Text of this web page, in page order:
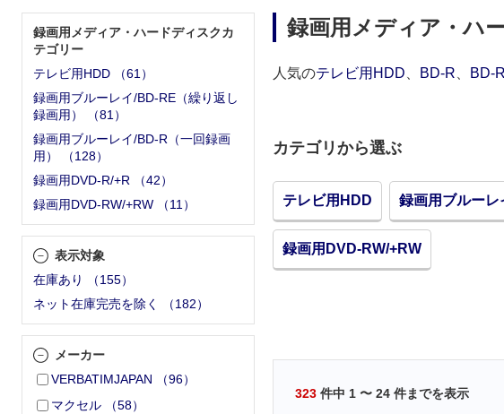
録画用メディア・ハードディスクカ
テゴリー
テレビ用HDD
（61 ）
録画用ブルーレイ/BD-RE（繰り返し
録画用）
（81 ）
録画用ブルーレイ/BD-R（一回録画
用）
（128）
録画用DVD-R/+R
（42）
録画用DVD-RW/+RW
（11 ）
表示対象
在庫あり
（155）
ネット在庫完売を除く
（182）
メーカー
VERBATIMJAPAN
（96）
マクセル
（58）
録画用メディア・ハ
人気のテレビ用HDD BD-R BD-
カテゴリから選ぶ
テレビ用HDD 録画用ブルーレ
録画用DVD-RW/+RW
323 件中 1 〜 24 件までを表示